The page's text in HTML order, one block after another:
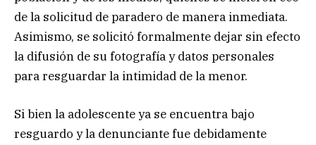
de la solicitud de paradero de manera inmediata.
Asimismo, se solicitó formalmente dejar sin efecto
la difusión de su fotografía y datos personales
para resguardar la intimidad de la menor.
Si bien la adolescente ya se encuentra bajo
resguardo y la denunciante fue debidamente